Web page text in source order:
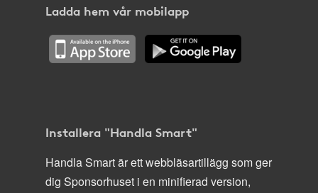
Ladda hem vår mobilapp
Installera "Handla Smart"
Handla Smart är ett webbläsartillägg som ger
dig Sponsorhuset i en minifierad version,